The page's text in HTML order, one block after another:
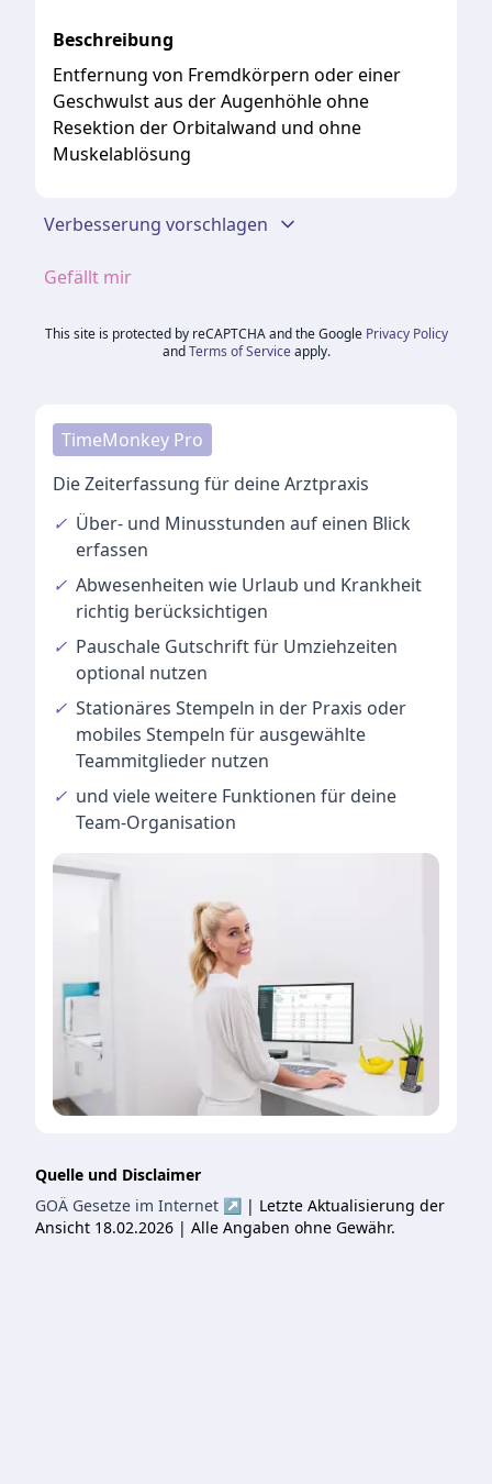
Beschreibung
Entfernung von Fremdkörpern oder einer
Geschwulst aus der Augenhöhle ohne
Resektion der Orbitalwand und ohne
Muskelablösung
Verbesserung vorschlagen
Gefällt mir
This site is protected by reCAPTCHA and the Google Privacy Policy
and Terms of Service apply.
TimeMonkey Pro
Die Zeiterfassung für deine Arztpraxis
✓ Über- und Minusstunden auf einen Blick
erfassen
✓ Abwesenheiten wie Urlaub und Krankheit
richtig berücksichtigen
✓ Pauschale Gutschriftfür Umziehzeiten
optional nutzen
✓ Stationäres Stempeln in der Praxis oder
mobiles Stempeln für ausgewählte
Teammitglieder nutzen
✓ und vieleweitere Funktionen für deine
Team-Organisation
Quelle und Disclaimer
GOÄ Gesetze im Internet ↗ | Letzte Aktualisierung der
Ansicht 18.02.2026 | Alle Angaben ohne Gewähr.